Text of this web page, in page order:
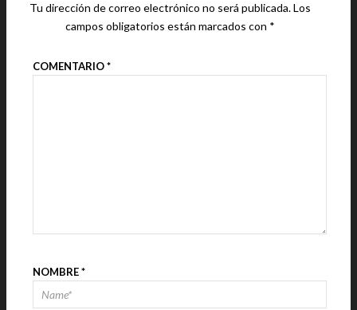
Tu dirección de correo electrónico no será publicada.Los
campos obligatorios están marcados con *
COMENTARIO*
NOMBRE*